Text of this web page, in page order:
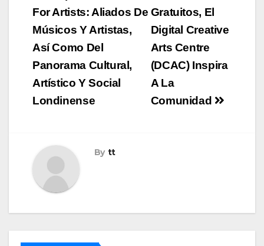
de
entradas
Gratuitos, El
Digital Creative
Arts Centre
(DCAC) Inspira
A La
Comunidad
For Artists: Aliados De
Músicos Y Artistas,
Así Como Del
Panorama Cultural,
Artístico Y Social
Londinense
By tt